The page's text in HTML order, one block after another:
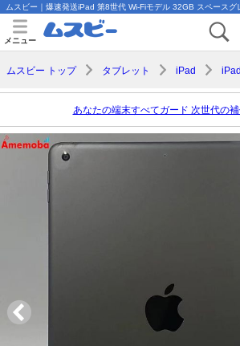
ムスビー｜爆速発送iPad 第8世代 Wi-Fiモデル 32GB スペース
メニュー
ムスビー トップ タブレット iPad
あなたの端末すべてガード 次世代の